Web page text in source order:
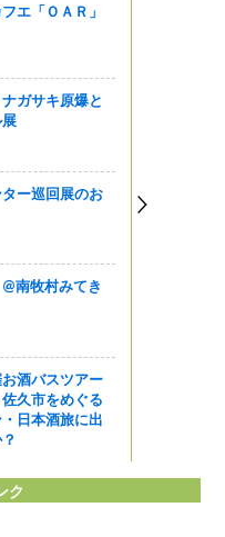
エ「ＯＡＲ」
ナガサキ原爆と
ー巡回展のお
@南牧村みてき
お酒バスツアー
久市をめぐる
日本酒旅に出
ク